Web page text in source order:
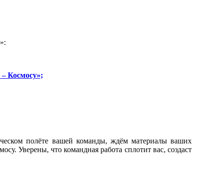
Космосу»;
полёте вашей команды, ждём материалы ваших
Уверены, что командная работа сплотит вас, создаст